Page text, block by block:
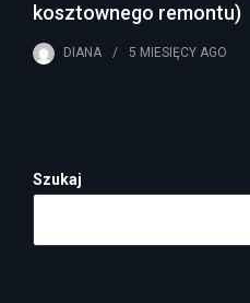
kosztownego remontu)
DIANA 5 MIESIĘCY AGO
Szukaj